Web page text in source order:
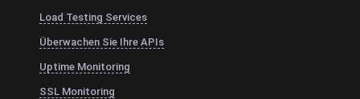
Load Testing Services
Überwachen Sie Ihre APIs
Uptime Monitoring
SSL Monitoring